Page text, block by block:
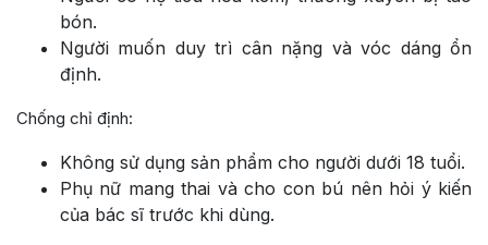
bón.
Người muốn duy trì cân nặng và vóc dáng ổn
định.
Chống chỉ định:
Không sử dụng sản phẩm cho người dưới 18 tuổi.
Phụ nữ mang thai và cho con bú nên hỏi ý kiến
của bác sĩ trước khi dùng.